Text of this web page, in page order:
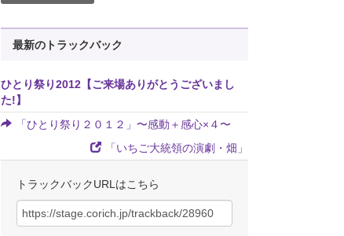
最新のトラックバック
ひとり祭り2012【ご来場ありがとうございまし
た!】
「ひとり祭り２０１２」〜感動＋感心×４〜
「いちご大統領の演劇・畑」
トラックバックURLはこちら